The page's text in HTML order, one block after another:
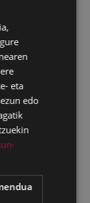
eta
edo